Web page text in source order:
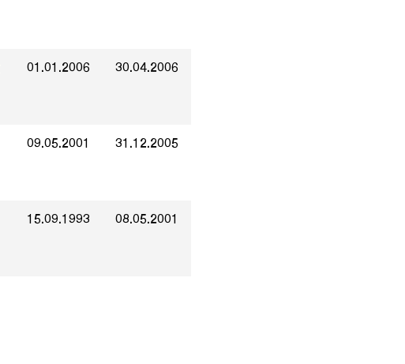
01.01.2006 30.04.2006
09.05.2001 31.12.2005
15.09.1993 08.05.2001